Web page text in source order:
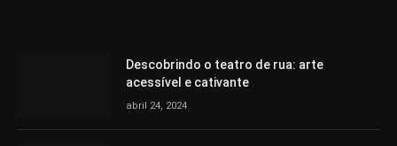
Descobrindo o teatro de rua: arte
acessível e cativante
abril 24, 2024